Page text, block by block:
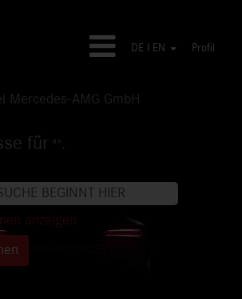
DE I EN Profil
Mercedes-AMG GmbH
für "".
anzeigen